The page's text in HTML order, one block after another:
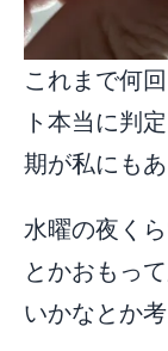
これまで何
ト本当に判
期が私にも
水曜の夜く
とかおもっ
いかなとか考